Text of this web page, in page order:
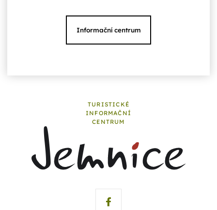
Informační centrum
TURISTICKÉ
INFORMAČNÍ
CENTRUM